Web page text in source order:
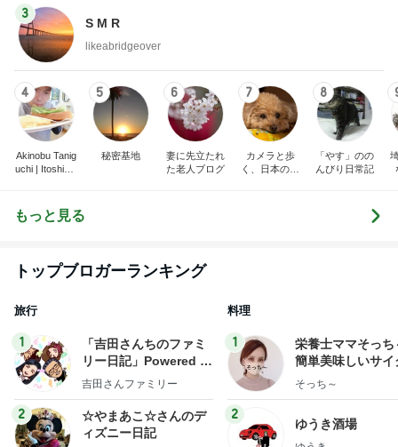
3
S M R
likeabridgeover
4
Akinobu Tanig
uchi | Itoshima
5
秘密基地
6
妻に先立たれ
た老人ブログ
7
カメラと歩
く、日本の風
8
「やす」のの
んびり日常記
もっと見る
トップブロガーランキング
旅行
1
「吉田さんちのファミ
リー日記」Powered b
y Ameba 吉田さんファ
ログ
吉田さんファミリー
2
☆やまあこ☆さんのデ
ィズニー日記
料理
1
栄養士ママそっち
簡単美味しいサイ
献立
そっち～
2
ゆうき酒場